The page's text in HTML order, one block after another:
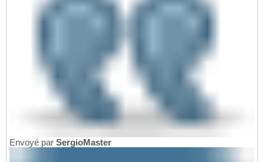
Envoyé par SergioMaster